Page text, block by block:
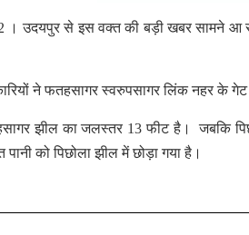
उदयपुर से इस वक्त की बड़ी खबर सामने आ
ने फतहसागर स्वरुपसागर लिंक नहर के
झील का जलस्तर 13 फीट है। जबकि
को पिछोला झील में छोड़ा गया है।